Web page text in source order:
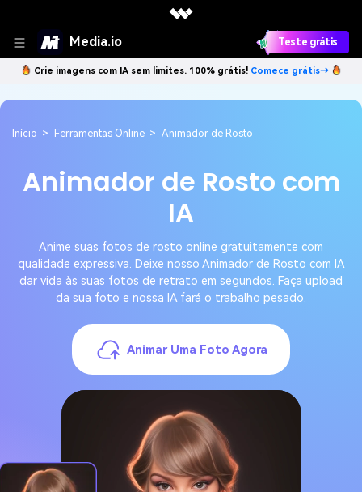
Media.io Teste grátis
Crie imagens com IA sem limites. 100% grátis! Comece grátis→
Início > Ferramentas Online > Animador de Rosto
Animador de Rosto com
IA
Anime suas fotos de rosto online gratuitamente com
qualidade expressiva. Deixe nosso Animador de Rosto com IA
dar vida às suas fotos de retrato em segundos. Faça upload
da sua foto e nossa IA fará o trabalho pesado.
Animar Uma Foto Agora